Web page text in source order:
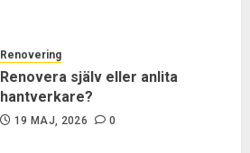
Renovering
Renovera själv eller anlita
hantverkare?
19 MAJ, 2026 0